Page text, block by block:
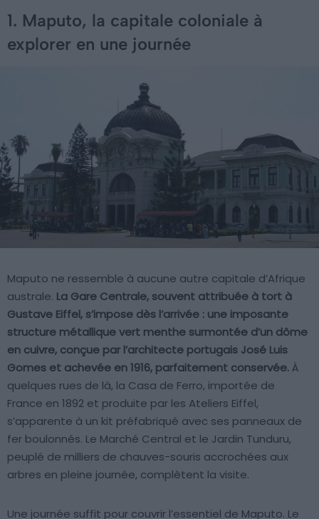
1. Maputo, la capitale coloniale à
explorer en une journée
Maputo ne ressemble à aucune autre capitale d’Afrique
australe. La Gare Centrale, souvent attribuée à tort à
Gustave Eiffel, s’impose dès l’arrivée : une imposante
structure métallique vert menthe surmontée d’un dôme
en cuivre, conçue par l’architecte portugais José Luis
Gomes et achevée en 1916, parfaitement conservée.À
quelques rues de là, la Casa de Ferro, importée de
France en 1892 et produite par les Ateliers Eiffel,
s’apparente à un kit préfabriqué avec ses panneaux de
fer boulonnés. Le Marché Central et le Jardin Tunduru,
peuplé de milliers de chauves-souris accrochées aux
arbres en pleine journée, complètent la visite.
Une journée suffit pour couvrir l’essentiel de Maputo. Le